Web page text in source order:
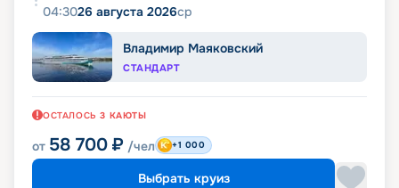
04:3026 августа 2026ср
Владимир Маяковский
СТАНДАРТ
ОСТАЛОСЬ 3 КАЮТЫ
от 58 700 ₽ /чел +1 000
Выбрать круиз